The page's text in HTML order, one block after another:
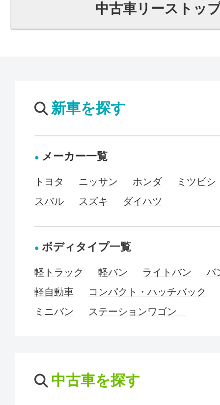
中古車リーストッ
新車を探す
メーカー一覧
トヨタ ニッサン ホンダ
ミツビシ
スバル
スズキ ダイハツ
ボディタイプ一覧
軽トラック 軽バン ライトバン
バ
軽自動車
コンパクト・ハッチバック
ミニバン
ステーションワゴン
中古車を探す